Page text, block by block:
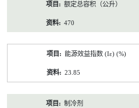
额定总容积（公升）
470
能源效益指数 (Iε) (%)
23.85
制冷剂